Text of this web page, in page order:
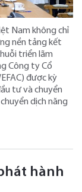
Nam không chỉ
nền tảng kết
triển lãm
Công ty Cổ
được kỳ
tư và chuyển
dịch năng
hành